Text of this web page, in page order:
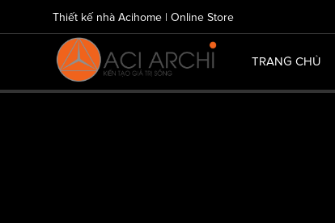
Thiết kế nhà Acihome | Online Store
TRANG CHỦ